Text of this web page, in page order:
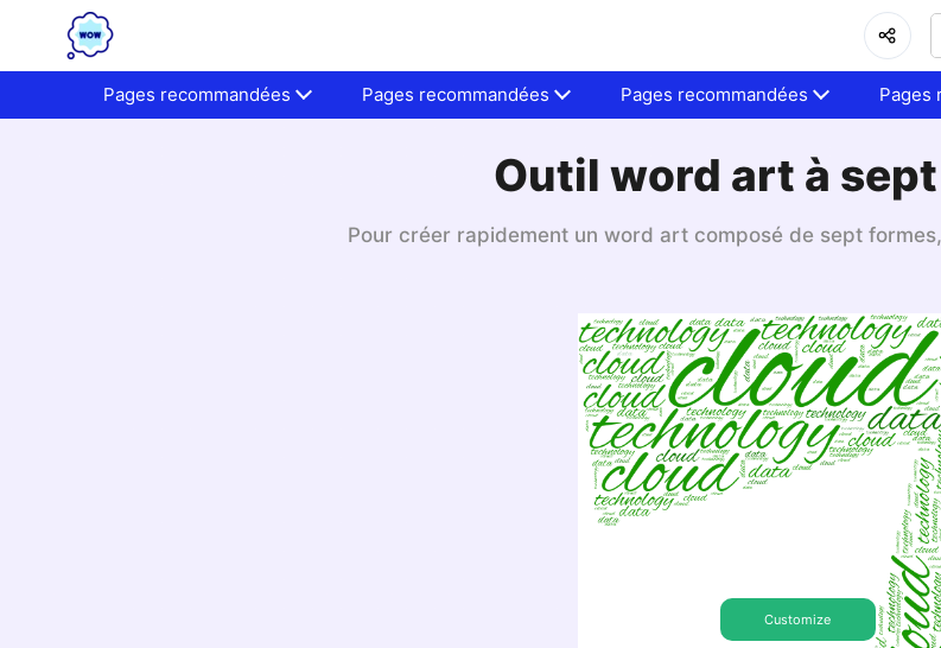
Pages recommandées Pages recommandées Pages recommandées Pages
Outil word art à
Pour créer rapidement un word art composé de sept
Customize